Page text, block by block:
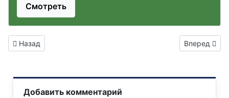
Смотреть
Предыдущий: Администрация г.о. Горловка ДНР
Назад Следующий:
Вперед
Добавить комментарий